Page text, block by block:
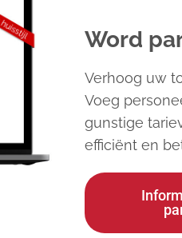
Word
Verhoog uw
Voeg
gunstige
efficiënt en